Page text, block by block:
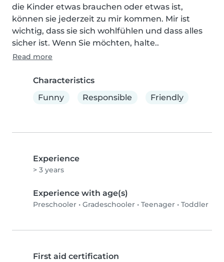
die Kinder etwas brauchen oder etwas ist,
können sie jederzeit zu mir kommen. Mir ist
wichtig, dass sie sich wohlfühlen und dass alles
sicher ist. Wenn Sie möchten, halte..
Read more
Characteristics
Funny
Responsible Friendly
Experience
> 3 years
Experience with age(s)
Preschooler • Gradeschooler • Teenager • Toddler
First aid certification